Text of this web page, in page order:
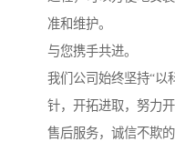
准和维护。
与您携手共进。
我们公司始终坚持“以
针，开拓进取，努力
售后服务，诚信不欺